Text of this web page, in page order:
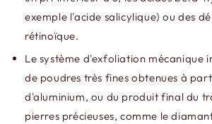
exemple l'acide salicylique) ou des
rétinoïque.
Le système d'exfoliation mécanique
de poudres très fines obtenues à
d'aluminium, ou du produit final du
pierres précieuses, comme le